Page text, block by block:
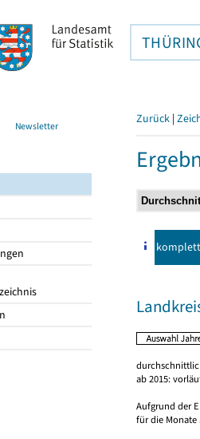
Newsletter Zurück |
komplett
ab 2015:
Aufgrund der
für die Monate